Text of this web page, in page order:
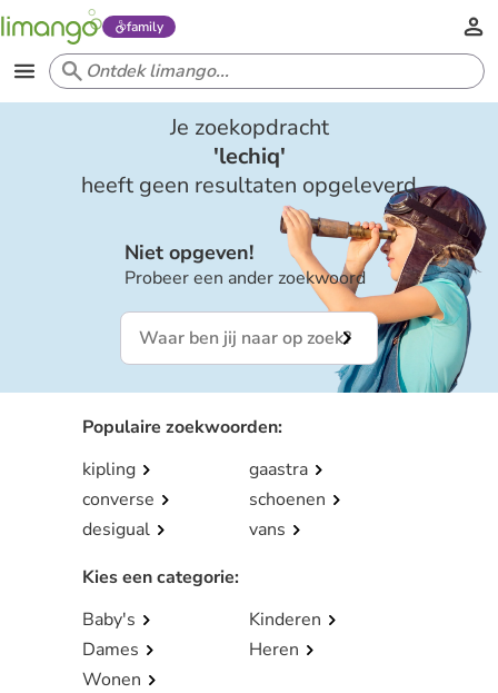
family
Je zoekopdracht
'lechiq'
heeft geen resultaten opgeleverd
Niet opgeven!
Probeer een ander zoekwoord
Populaire zoekwoorden:
kipling
gaastra
converse
schoenen
desigual
vans
Kies een categorie:
Baby's
Kinderen
Dames
Heren
Wonen